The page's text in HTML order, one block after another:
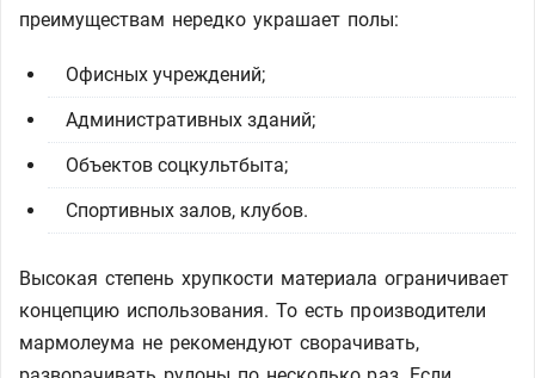
преимуществам нередко украшает полы:
Офисных учреждений;
Административных зданий;
Объектов соцкультбыта;
Спортивных залов, клубов.
Высокая степень хрупкости материала ограничивает
концепцию использования. То есть производители
мармолеума не рекомендуют сворачивать,